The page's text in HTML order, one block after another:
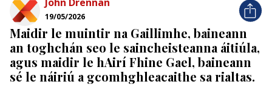
19/05/2026
Maidir le muintir na Gaillimhe, baineann
an toghchán seo le saincheisteanna áitiúla,
agus maidir le hAirí Fhine Gael, baineann
sé le náiriú a gcomhghleacaithe sa rialtas.